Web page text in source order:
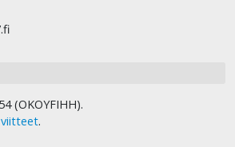
(OKOYFIHH).
viitteet.